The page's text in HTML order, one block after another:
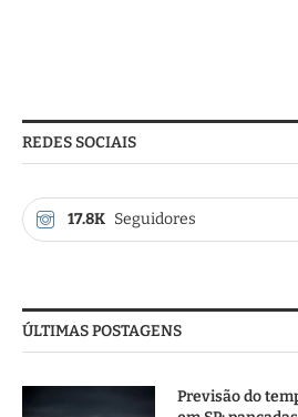
REDES SOCIAIS
17.8K Seguidores
ÚLTIMAS POSTAGENS
Previsão do